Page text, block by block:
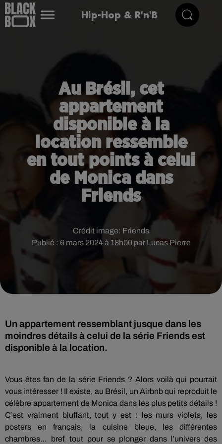
Hip-Hop & R'n'B
Au Brésil, cet
appartement
disponible à la
location ressemble
en tout points à celui
de Monica dans
Friends
Publié : 6 mars 2024 à 18h00 par Lucas Pierre
Crédit image: Friends
Un appartement ressemblant jusque dans les
moindres détails à celui de la série Friends est
disponible à la location.
Vous êtes fan de la série Friends ? Alors voilà qui pourrait
vous intéresser ! Il existe, au Brésil, un Airbnb qui reproduit le
célèbre appartement de Monica dans les plus petits détails !
C’est vraiment bluffant, tout y est : les murs violets, les
posters en français, la cuisine bleue, les différentes
chambres… bref, tout pour se plonger dans l’univers des